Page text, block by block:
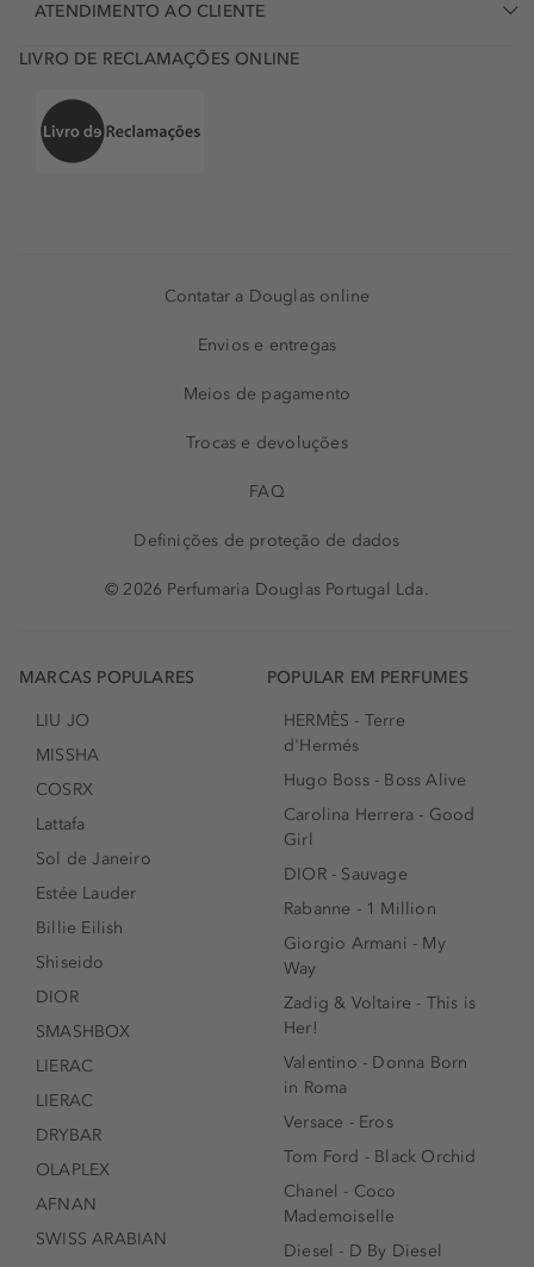
ATENDIMENTO AO CLIENTE
LIVRO DE RECLAMAÇÕES ONLINE
Contatar a Douglas online
Envios e entregas
Meios de pagamento
Trocas e devoluções
FAQ
Definições de proteção de dados
© 2026 Perfumaria Douglas Portugal Lda.
MARCAS POPULARES
LIU JO
MISSHA
COSRX
Lattafa
Sol de Janeiro
Estée Lauder
Billie Eilish
Shiseido
DIOR
SMASHBOX
LIERAC
LIERAC
DRYBAR
OLAPLEX
AFNAN
SWISS ARABIAN
POPULAR EM PERFUMES
HERMÈS - Terre
d'Hermés
Hugo Boss - Boss Alive
Carolina Herrera - Good
Girl
DIOR - Sauvage
Rabanne - 1 Million
Giorgio Armani - My
Way
Zadig & Voltaire - This is
Her!
Valentino - Donna Born
in Roma
Versace - Eros
Tom Ford - Black Orchid
Chanel - Coco
Mademoiselle
Diesel - D By Diesel